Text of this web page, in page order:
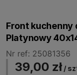
Front kuchenny
Platynowy
Nr ref: 25081356
39,00 zł /